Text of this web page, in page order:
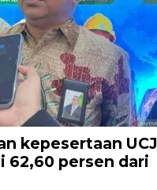
kepesertaan UCJ
62,60 persen dari